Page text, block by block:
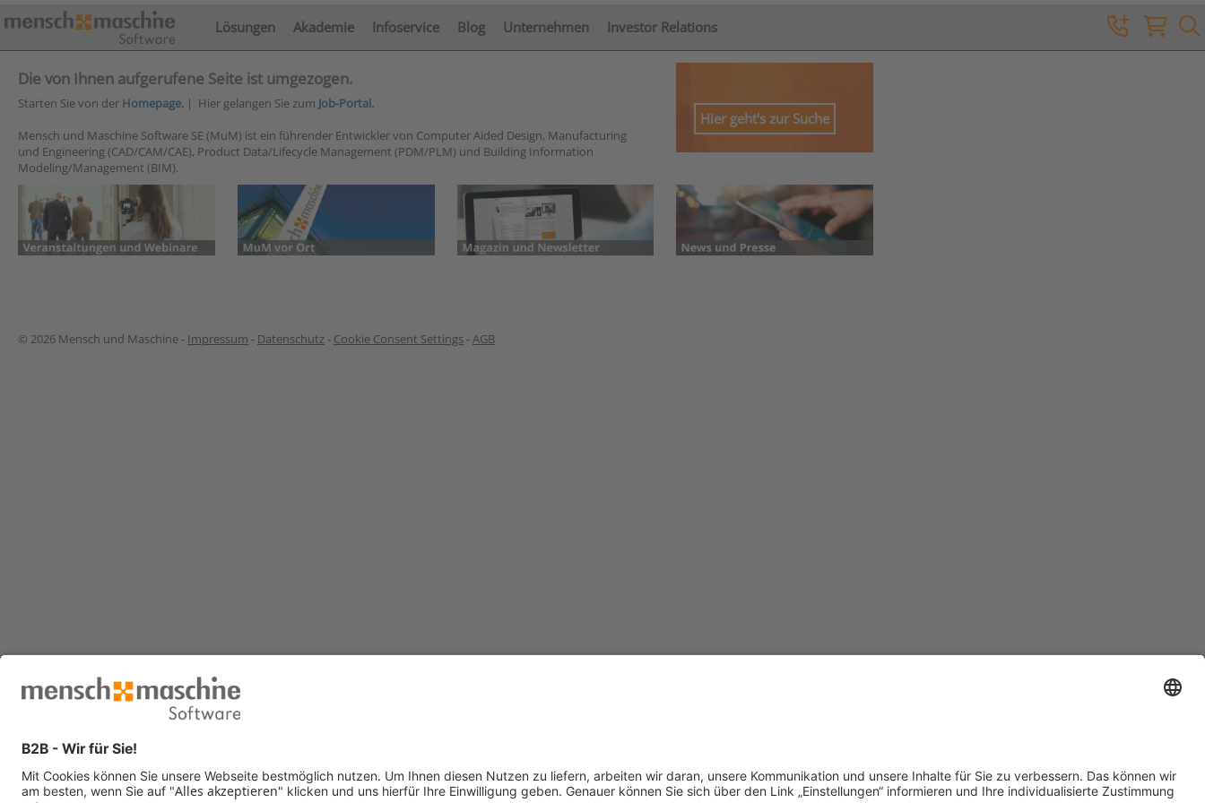
Lösungen Akademie Infoservice Blog Unternehmen Investor Relations
Die von Ihnen aufgerufene Seite ist umgezogen.
Starten Sie von der Homepage. | Hier gelangen Sie zum Job-Portal.
Mensch und Maschine Software SE (MuM) ist ein führender Entwickler von Computer Aided Design, Manufacturing
und Engineering (CAD/CAM/CAE), Product Data/Lifecycle Management (PDM/PLM) und Building Information
Modeling/Management (BIM).
Hier geht's zur Suche
© 2026 Mensch und Maschine - Impressum - Datenschutz- Cookie Consent Settings-AGB